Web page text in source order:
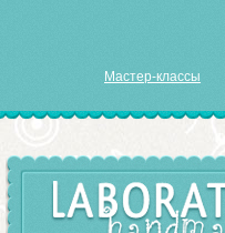
Мастер-классы